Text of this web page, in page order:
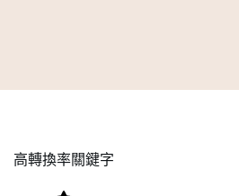
高轉換率關鍵字